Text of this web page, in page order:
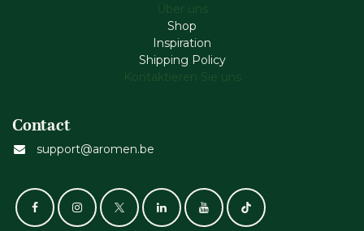
Über uns
Shop
Inspiration
Shipping Policy
Kontaktieren Sie uns
Contact
support@aromen.be